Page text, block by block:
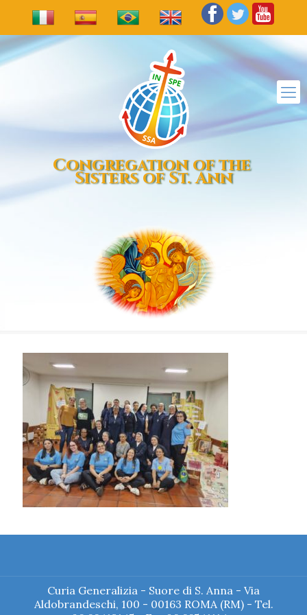
Congregation of the
Sisters of St. Ann
Curia Generalizia - Suore di S. Anna - Via
Aldobrandeschi, 100 - 00163 ROMA (RM) - Tel.